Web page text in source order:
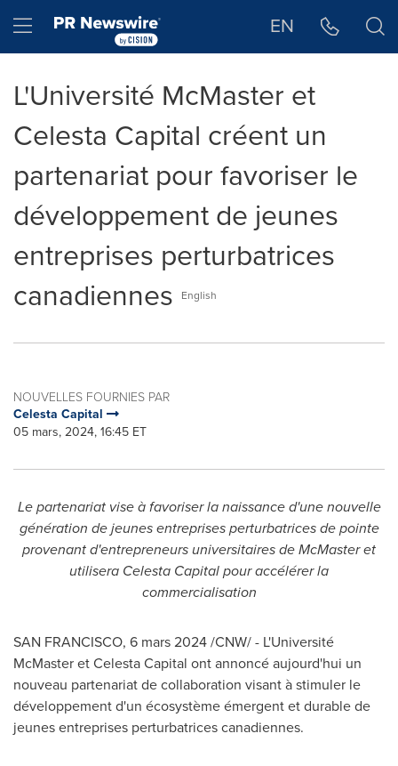
Hamburger menu EN
L'Université McMaster et
Celesta Capital créent un
partenariat pour favoriser le
développement de jeunes
entreprises perturbatrices
canadiennes
English
NOUVELLES FOURNIES PAR
Celesta Capital
05 mars, 2024, 16:45 ET
Le partenariat vise à favoriser la naissance d'une nouvelle
génération de jeunes entreprises perturbatrices de pointe
provenant d'entrepreneurs universitaires de McMaster et
utilisera Celesta Capital pour accélérer la
commercialisation
SAN FRANCISCO, 6 mars 2024/CNW/ - L'Université
McMaster et Celesta Capital ont annoncé aujourd'hui un
nouveau partenariat de collaboration visant à stimuler le
développement d'un écosystème émergent et durable de
jeunes entreprises perturbatrices canadiennes.